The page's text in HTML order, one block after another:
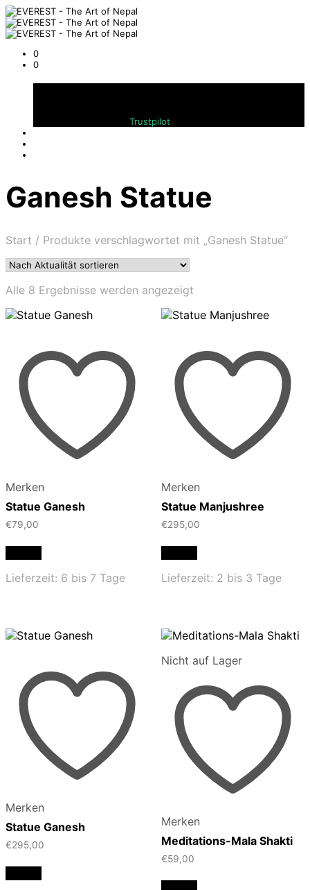
0
0
Trustpilot
Ganesh Statue
Start / Produkte verschlagwortet mit „Ganesh Statue“
Alle 8 Ergebnisse werden angezeigt
sortiert
Merken
Statue Ganesh
€79,00
Lieferzeit: 6 bis 7 Tage
Merken
Statue Manjushree
€295,00
Lieferzeit: 2 bis 3 Tage
Merken
Statue Ganesh
€295,00
Nicht auf Lager
Merken
Meditations-Mala Shakti
€59,00